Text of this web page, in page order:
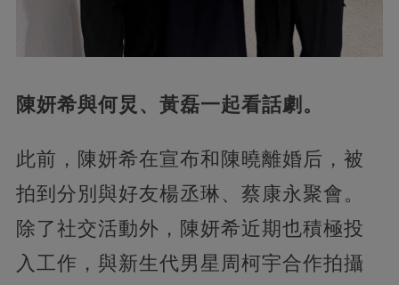
陳妍希與何炅、黃磊一起看話劇。
此前，陳妍希在宣布和陳曉離婚后，被
拍到分別與好友楊丞琳、蔡康永聚會。
除了社交活動外，陳妍希近期也積極投
入工作，與新生代男星周柯宇合作拍攝